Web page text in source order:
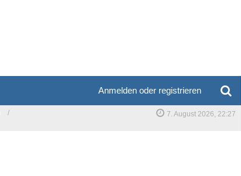
Anmelden oder registrieren
7. August 2026, 22:27